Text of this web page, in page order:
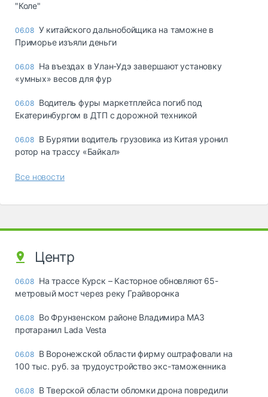
"Коле"
06.08 У китайского дальнобойщика на таможне в
Приморье изъяли деньги
06.08 Ha въeздax в Улaн-Удэ зaвepшaют ycтaнoвкy
«yмныx» вecoв для фyp
06.08 Водитель фуры маркетплейса погиб под
Екатеринбургом в ДТП с дорожной техникой
06.08 В Бурятии водитель грузовика из Китая уронил
ротор на трассу «Байкал»
Все новости
Центр
06.08 На трассе Курск – Касторное обновляют 65-
метровый мост через реку Грайворонка
06.08 Во Фрунзенском районе Владимира МАЗ
протаранил Lada Vesta
06.08 В Воронежской области фирму оштрафовали на
100 тыс. руб. за трудоустройство экс-таможенника
06.08 В Тверской области обломки дрона повредили